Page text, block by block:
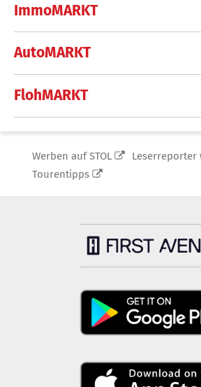
ImmoMARKT
AutoMARKT
FlohMARKT
Werben auf STOL
Leserreporter
Tourentipps